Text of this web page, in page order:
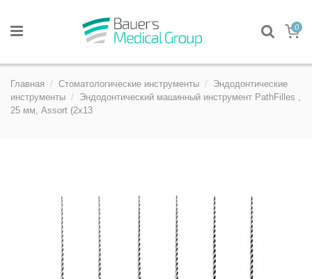
0
Главная Стоматологические инструменты
Эндодонтические
инструменты
Эндодонтический машинный инструмент PathFilles ,
25 мм, Assort (2х13